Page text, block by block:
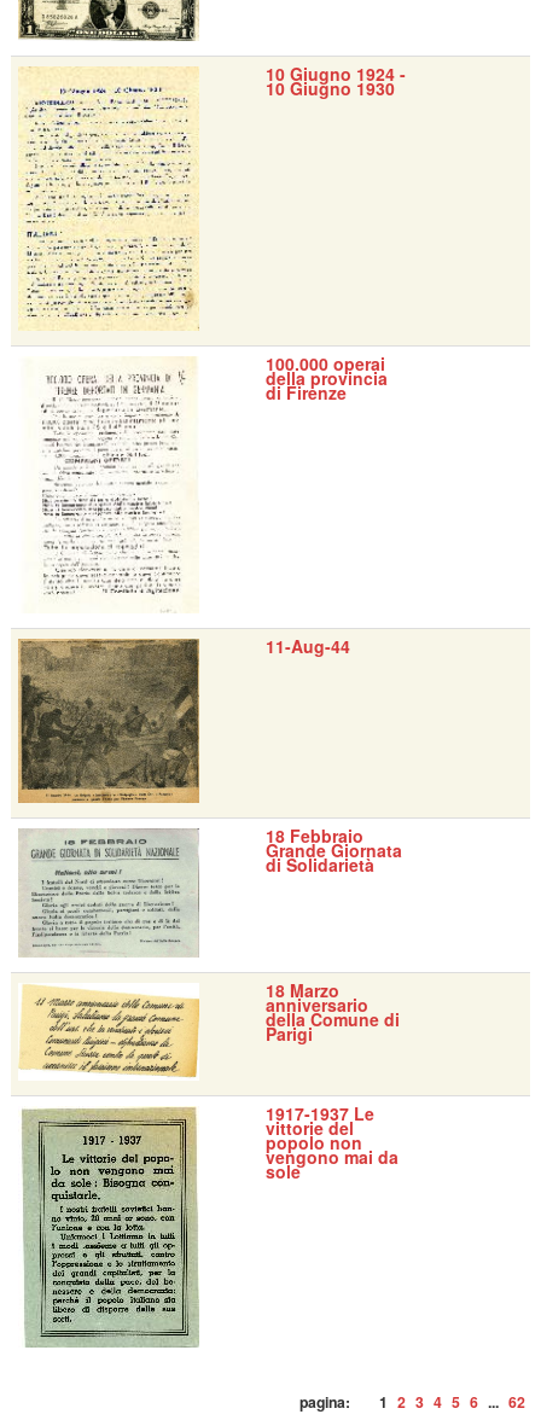
10 Giugno 1924 -
10 Giugno 1930
100.000 operai
della provincia
di Firenze
11-Aug-44
18 Febbraio
Grande Giornata
di Solidarietà
18 Marzo
anniversario
della Comune di
Parigi
1917-1937 Le
vittorie del
popolo non
vengono mai da
sole
pagina: 1 2 3 4 5 6 ... 62